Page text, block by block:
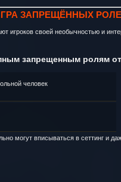
ЗАПРЕЩЁННЫХ
игроков своей необычностью и
запрещенным ролям
человек
могут вписываться в сеттинг и